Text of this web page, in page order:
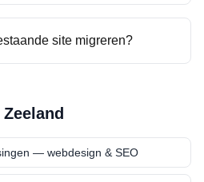
site migreren?
Zeeland
— webdesign & SEO